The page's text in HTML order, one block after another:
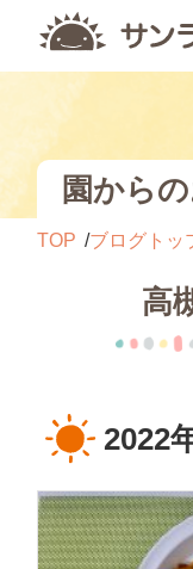
園から
TOP ブログトッ
高
2022